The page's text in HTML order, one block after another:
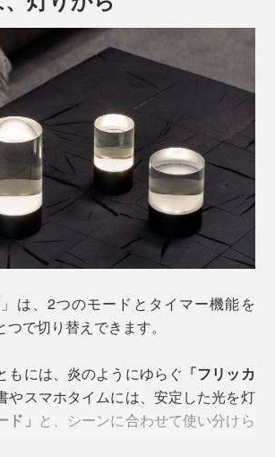
キャンドルの炎を思わせる「1／fゆら
在する「1／fゆらぎ」は、人が心地よ
ひとつと言われています。
規則すぎない絶妙なゆらぎは、気づけ
、働き続けた脳をクールダウンしてく
」は、2つのモードとタイマー機能を
で切り替えできます。
もには、炎のようにゆらぐ 「フリッカ
やスマホタイムには、安定した光を灯
ド」 と、シーンに合わせて使い分けら